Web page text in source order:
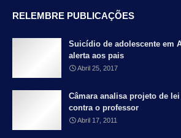
RELEMBRE PUBLICAÇÕES
Suicídio de adolescente em
alerta aos pais
Abril 25, 2017
Câmara analisa projeto de
contra o professor
Abril 17, 2011